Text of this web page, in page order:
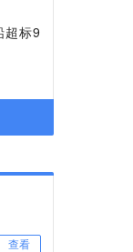
超标9
查看